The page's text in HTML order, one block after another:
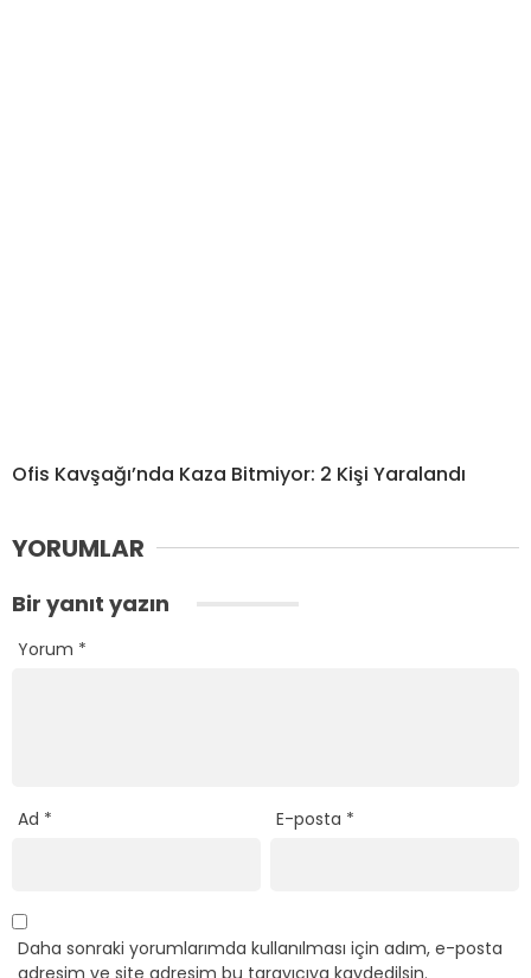
Ofis Kavşağı’nda Kaza Bitmiyor: 2 Kişi Yaralandı
YORUMLAR
Bir yanıt yazın
Yorum *
Ad * E-posta *
Daha sonraki yorumlarımda kullanılması için adım, e-posta
adresim ve site adresim bu tarayıcıya kaydedilsin.